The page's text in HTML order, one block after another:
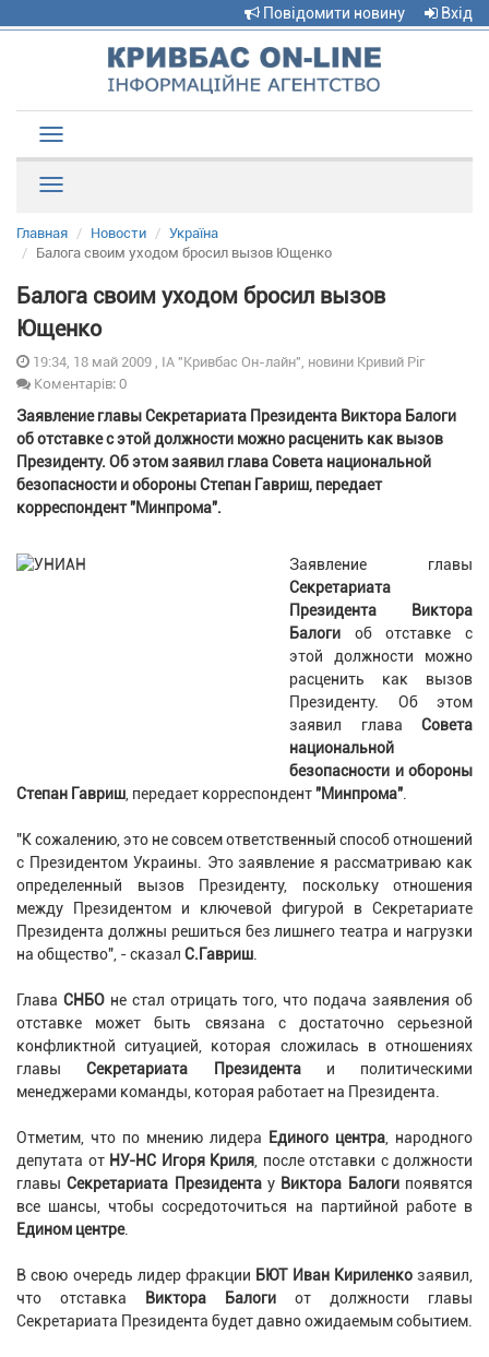
Повідомити новину Вхід
navigation
Главная Новости
Україна
Балога своим уходом бросил вызов Ющенко
Балога своим уходом бросил вызов
Ющенко
19:34, 18 май 2009 , ІА "Кривбас Он-лайн", новини Кривий Ріг
Коментарів: 0
Заявление главы Секретариата Президента Виктора Балоги
об отставке с этой должности можно расценить как вызов
Президенту. Об этом заявил глава Совета национальной
безопасности и обороны Степан Гавриш, передает
корреспондент "Минпрома".
Заявление главы
Секретариата
Президента Виктора
Балоги об отставке с
этой должности можно
расценить как вызов
Президенту. Об этом
заявил глава Совета
национальной
безопасности и обороны
Степан Гавриш, передает корреспондент"Минпрома".
"К сожалению, это не совсем ответственный способ отношений
с Президентом Украины. Это заявление я рассматриваю как
определенный вызов Президенту, поскольку отношения
между Президентом и ключевой фигурой в Секретариате
Президента должны решиться без лишнего театра и нагрузки
на общество", - сказал С.Гавриш.
Глава СНБОне стал отрицать того, что подача заявления об
отставке может быть связана с достаточно серьезной
конфликтной ситуацией, которая сложилась в отношениях
главыСекретариата Президентаи политическими
менеджерами команды, которая работает на Президента.
Отметим, что по мнению лидера Единого центра, народного
депутата от НУ-НС Игоря Криля, после отставки с должности
главыСекретариата Президентау Виктора Балоги появятся
все шансы, чтобы сосредоточиться на партийной работе в
Едином центре.
В свою очередь лидер фракции БЮТ Иван Кириленко заявил,
что отставка
Виктора Балоги от должности главы
Секретариата Президента будет давно ожидаемым событием.